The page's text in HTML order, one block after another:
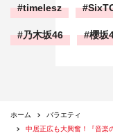
timelesz
乃木坂46 櫻坂
ホーム
バラエティ
中居正広も大興奮！『音楽